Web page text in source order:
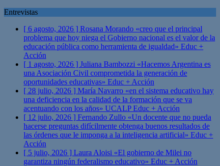
Entrevistas
[ 6 agosto, 2026 ] Rosana Morando «creo que el principal
problema que hoy niega el Gobierno nacional es el valor de la
educación pública como herramienta de igualdad» Educ +
Acción
[ 1 agosto, 2026 ] Juliana Bambozzi «Hacemos Argentina es
una Asociación Civil comprometida la generación de
oportunidades educativas» Educ + Acción
[ 28 julio, 2026 ] María Navarro «en el sistema educativo hay
una deficiencia en la calidad de la formación que se va
acentuando con los años» UCALPEduc + Acción
[ 12 julio, 2026 ] Fernando Zullo «Un docente que no pueda
hacerse preguntas difícilmente obtenga buenos resultados de
las órdenes que le imponga a la inteligencia artificial» Educ +
Acción
[ 5 julio, 2026 ] Laura Aloisi «El gobierno de Milei no
garantiza ningún federalismo educativo» Educ + Acción